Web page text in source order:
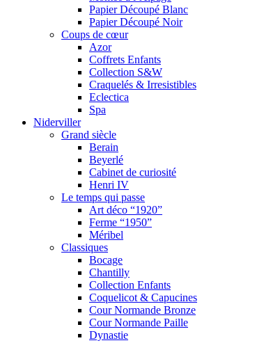
Papier Découpé Blanc
Papier Découpé Noir
Coups de cœur
Azor
Coffrets Enfants
Collection S&W
Craquelés & Irresistibles
Eclectica
Spa
Niderviller
Grand siècle
Berain
Beyerlé
Cabinet de curiosité
Henri IV
Le temps qui passe
Art déco “1920”
Ferme “1950”
Méribel
Classiques
Bocage
Chantilly
Collection Enfants
Coquelicot & Capucines
Cour Normande Bronze
Cour Normande Paille
Dynastie